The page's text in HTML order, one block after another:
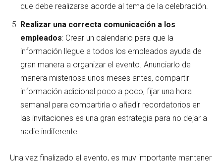
que debe realizarse acorde al tema de la celebración.
Realizar una correcta comunicación a los
empleados: Crear un calendario para que la
información llegue a todos los empleados ayuda de
gran manera a organizar el evento. Anunciarlo de
manera misteriosa unos meses antes, compartir
información adicional poco a poco, fijar una hora
semanal para compartirla o añadir recordatorios en
las invitaciones es una gran estrategia para no dejar a
nadie indiferente.
Una vez finalizado el evento, es muy importante mantener